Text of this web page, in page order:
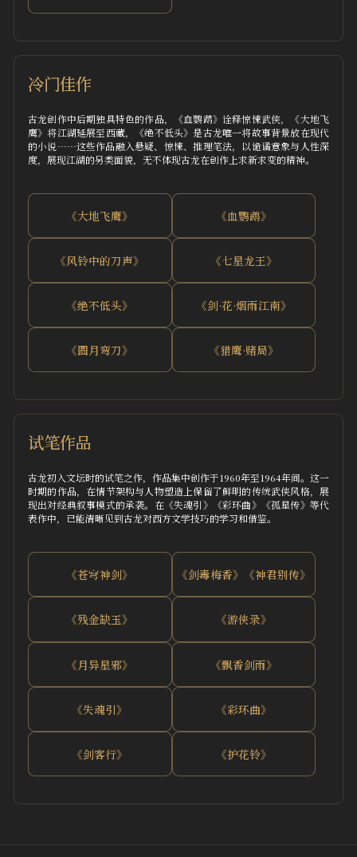
冷门佳作
古龙创作中后期独具特色的作品，《血鹦鹉》诠释惊悚武侠，《大地飞
鹰》将江湖延展至西藏，《绝不低头》是古龙唯一将故事背景放在现代
的小说……这些作品融入悬疑、惊悚、推理笔法，以诡谲意象与人性深
度，展现江湖的另类面貌，无不体现古龙在创作上求新求变的精神。
《大地飞鹰》 《血鹦鹉》
《风铃中的刀声》 《七星龙王》
《绝不低头》 《剑·花·烟雨江南》
《圆月弯刀》 《猎鹰·赌局》
试笔作品
古龙初入文坛时的试笔之作，作品集中创作于1960年至1964年间。这一
时期的作品，在情节架构与人物塑造上保留了鲜明的传统武侠风格，展
现出对经典叙事模式的承袭。在《失魂引》《彩环曲》《孤星传》等代
表作中，已能清晰见到古龙对西方文学技巧的学习和借鉴。
《苍穹神剑》 《剑毒梅香》《神君别传》
《残金缺玉》 《游侠录》
《月异星邪》 《飘香剑雨》
《失魂引》 《彩环曲》
《剑客行》 《护花铃》